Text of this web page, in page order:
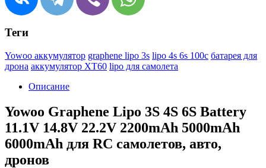
Теги
Yowoo аккумулятор graphene lipo 3s lipo 4s 6s 100c батарея для
дрона аккумулятор XT60 lipo для самолета
Описание
Yowoo Graphene Lipo 3S 4S 6S Battery
11.1V 14.8V 22.2V 2200mAh 5000mAh
6000mAh для RC самолетов, авто,
дронов